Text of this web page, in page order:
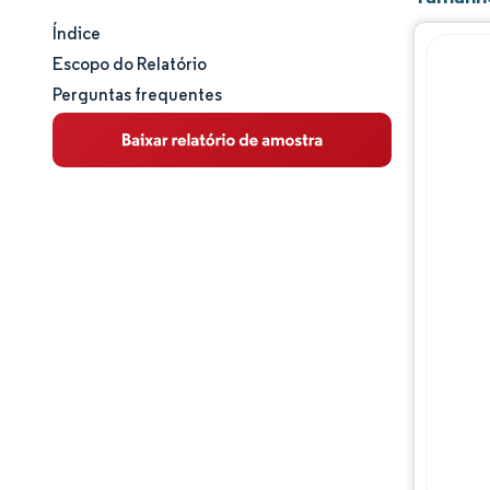
Tamanho e participação de mercado
Análise de mercado
Tendências e insights
Índice
Escopo do Relatório
Perguntas frequentes